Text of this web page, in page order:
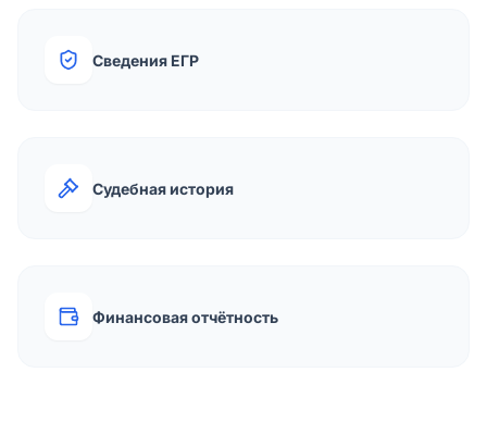
Сведения ЕГР
Судебная история
Финансовая отчётность